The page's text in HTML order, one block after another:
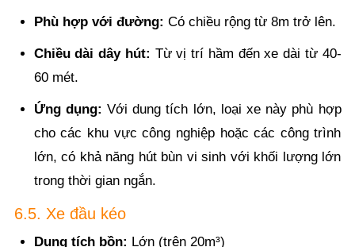
Phù hợp với đường: Có chiều rộng từ 8m trở lên.
Chiều dài dây hút: Từ vị trí hầm đến xe dài từ 40-
60 mét.
Ứng dụng: Với dung tích lớn, loại xe này phù hợp
cho các khu vực công nghiệp hoặc các công trình
lớn, có khả năng hút bùn vi sinh với khối lượng lớn
trong thời gian ngắn.
6.5. Xe đầu kéo
Dung tích bồn: Lớn (trên 20m³)